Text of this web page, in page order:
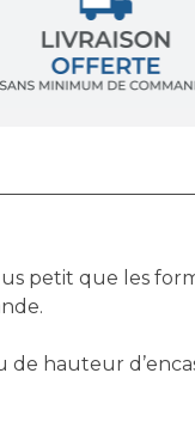
petit que les
de hauteur